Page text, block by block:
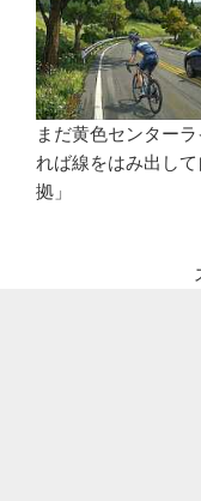
まだ黄色センター
れば線をはみ出し
拠」